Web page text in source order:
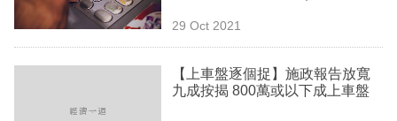
閱
區
29 Oct 2021
【上車盤逐個捉】施政報告放寬
九成按揭 800萬或以下成上車盤